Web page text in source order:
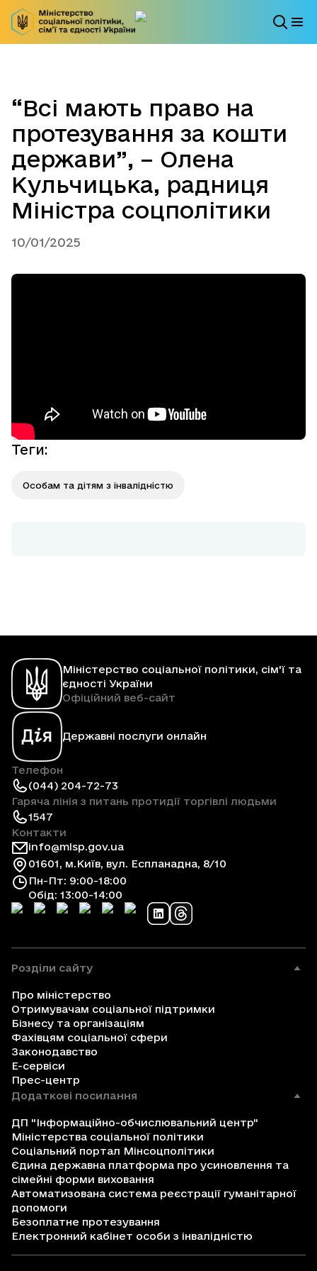
“Всі мають право на
протезування за кошти
держави”, – Олена
Кульчицька, радниця
Міністра соцполітики
10/01/2025
Теги:
Особам та дітям з інвалідністю
Міністерство соціальної політики, сім'ї та
єдності України
Офіційний веб-сайт
Державні послуги онлайн
Телефон
(044) 204-72-73
Гаряча лінія з питань протидії торгівлі людьми
1547
Контакти
info@mlsp.gov.ua
01601, м.Київ, вул. Еспланадна, 8/10
Пн-Пт: 9:00-18:00
Обід: 13:00-14:00
Розділи сайту
Про міністерство
Отримувачам соціальної підтримки
Бізнесу та організаціям
Фахівцям соціальної сфери
Законодавство
Е-сервіси
Прес-центр
Додаткові посилання
ДП "Інформаційно-обчислювальний центр"
Міністерства соціальної політики
Соціальний портал Мінсоцполітики
Єдина державна платформа про усиновлення та
сімейні форми виховання
Автоматизована система реєстрації гуманітарної
допомоги
Безоплатне протезування
Електронний кабінет особи з інвалідністю